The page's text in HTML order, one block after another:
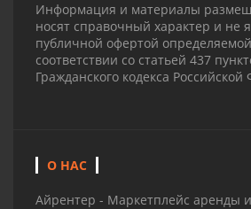
Информация и материалы
носят справочный характер и не
публичной офертой
соответствии со статьей 437
Гражданского кодекса
О НАС
Айрентер - Маркетплейс аренды